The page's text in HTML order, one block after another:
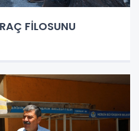
FİLOSUNU